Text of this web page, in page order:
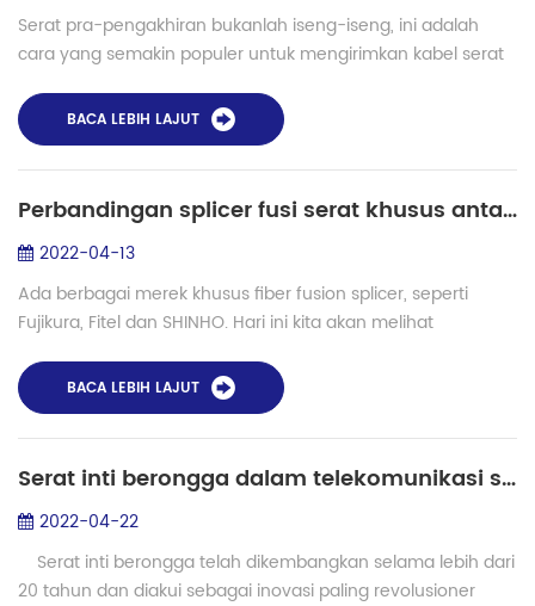
Serat pra-pengakhiran bukanlah iseng-iseng, ini adalah
cara yang semakin populer untuk mengirimkan kabel serat
tidak boleh terbatas pada proyek...
BACA LEBIH LAJUT
Perbandingan splicer fusi serat khusus antara SHINHO dan Fujikura FSM
2022-04-13
Ada berbagai merek khusus fiber fusion splicer, seperti
Fujikura, Fitel dan SHINHO. Hari ini kita akan melihat
FSM100M+, FSM100P+ dan splicer fusi serat...
BACA LEBIH LAJUT
Serat inti berongga dalam telekomunikasi serat optik dan laser
2022-04-22
Serat inti berongga telah dikembangkan selama lebih dari
20 tahun dan diakui sebagai inovasi paling revolusioner